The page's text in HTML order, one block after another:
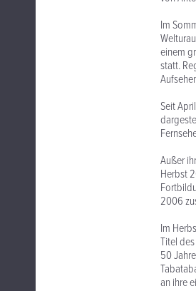
Im
einem
statt.
Seit
Außer
Herbst
2006
Im
Titel
50
an ihre